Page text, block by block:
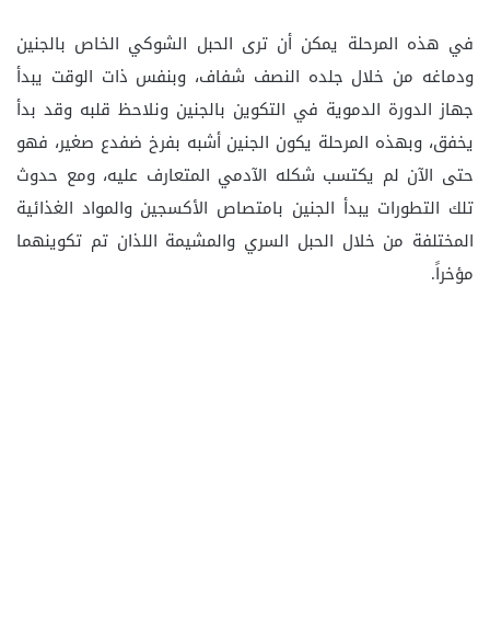
في هذه المرحلة يمكن أن ترى الحبل الشوكي الخاص بالجنين
ودماغه من خلال جلده النصف شفاف، وبنفس ذات الوقت يبدأ
جهاز الدورة الدموية في التكوين بالجنين ونلاحظ قلبه وقد بدأ
يخفق، وبهذه المرحلة يكون الجنين أشبه بفرخ ضفدع صغير، فهو
حتى الآن لم يكتسب شكله الآدمي المتعارف عليه، ومع حدوث
تلك التطورات يبدأ الجنين بامتصاص الأكسجين والمواد الغذائية
المختلفة من خلال الحبل السري والمشيمة اللذان تم تكوينهما
مؤخراً.